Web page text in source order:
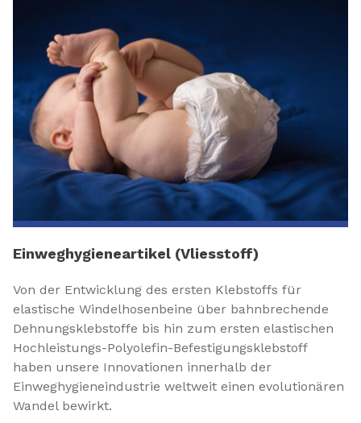
Einweghygieneartikel (Vliesstoff)
Von der Entwicklung des ersten Klebstoffs für
elastische Windelhosenbeine über bahnbrechende
Dehnungsklebstoffe bis hin zum ersten elastischen
Hochleistungs-Polyolefin-Befestigungsklebstoff
haben unsere Innovationen innerhalb der
Einweghygieneindustrie weltweit einen evolutionären
Wandel bewirkt.